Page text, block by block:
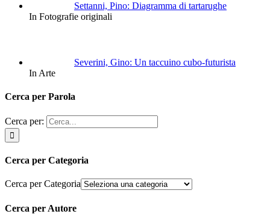
Settanni, Pino: Diagramma di tartarughe
In Fotografie originali
Severini, Gino: Un taccuino cubo-futurista
In Arte
Cerca per Parola
Cerca per:
Cerca per Categoria
Cerca per Categoria
Cerca per Autore